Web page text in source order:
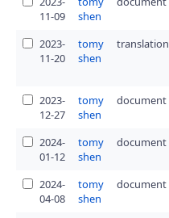
11-09
shen
2023-
11-20
tomy
shen
translation
2023-
12-27
tomy
shen
document
2024-
01-12
tomy
shen
document
2024-
04-08
tomy
shen
document